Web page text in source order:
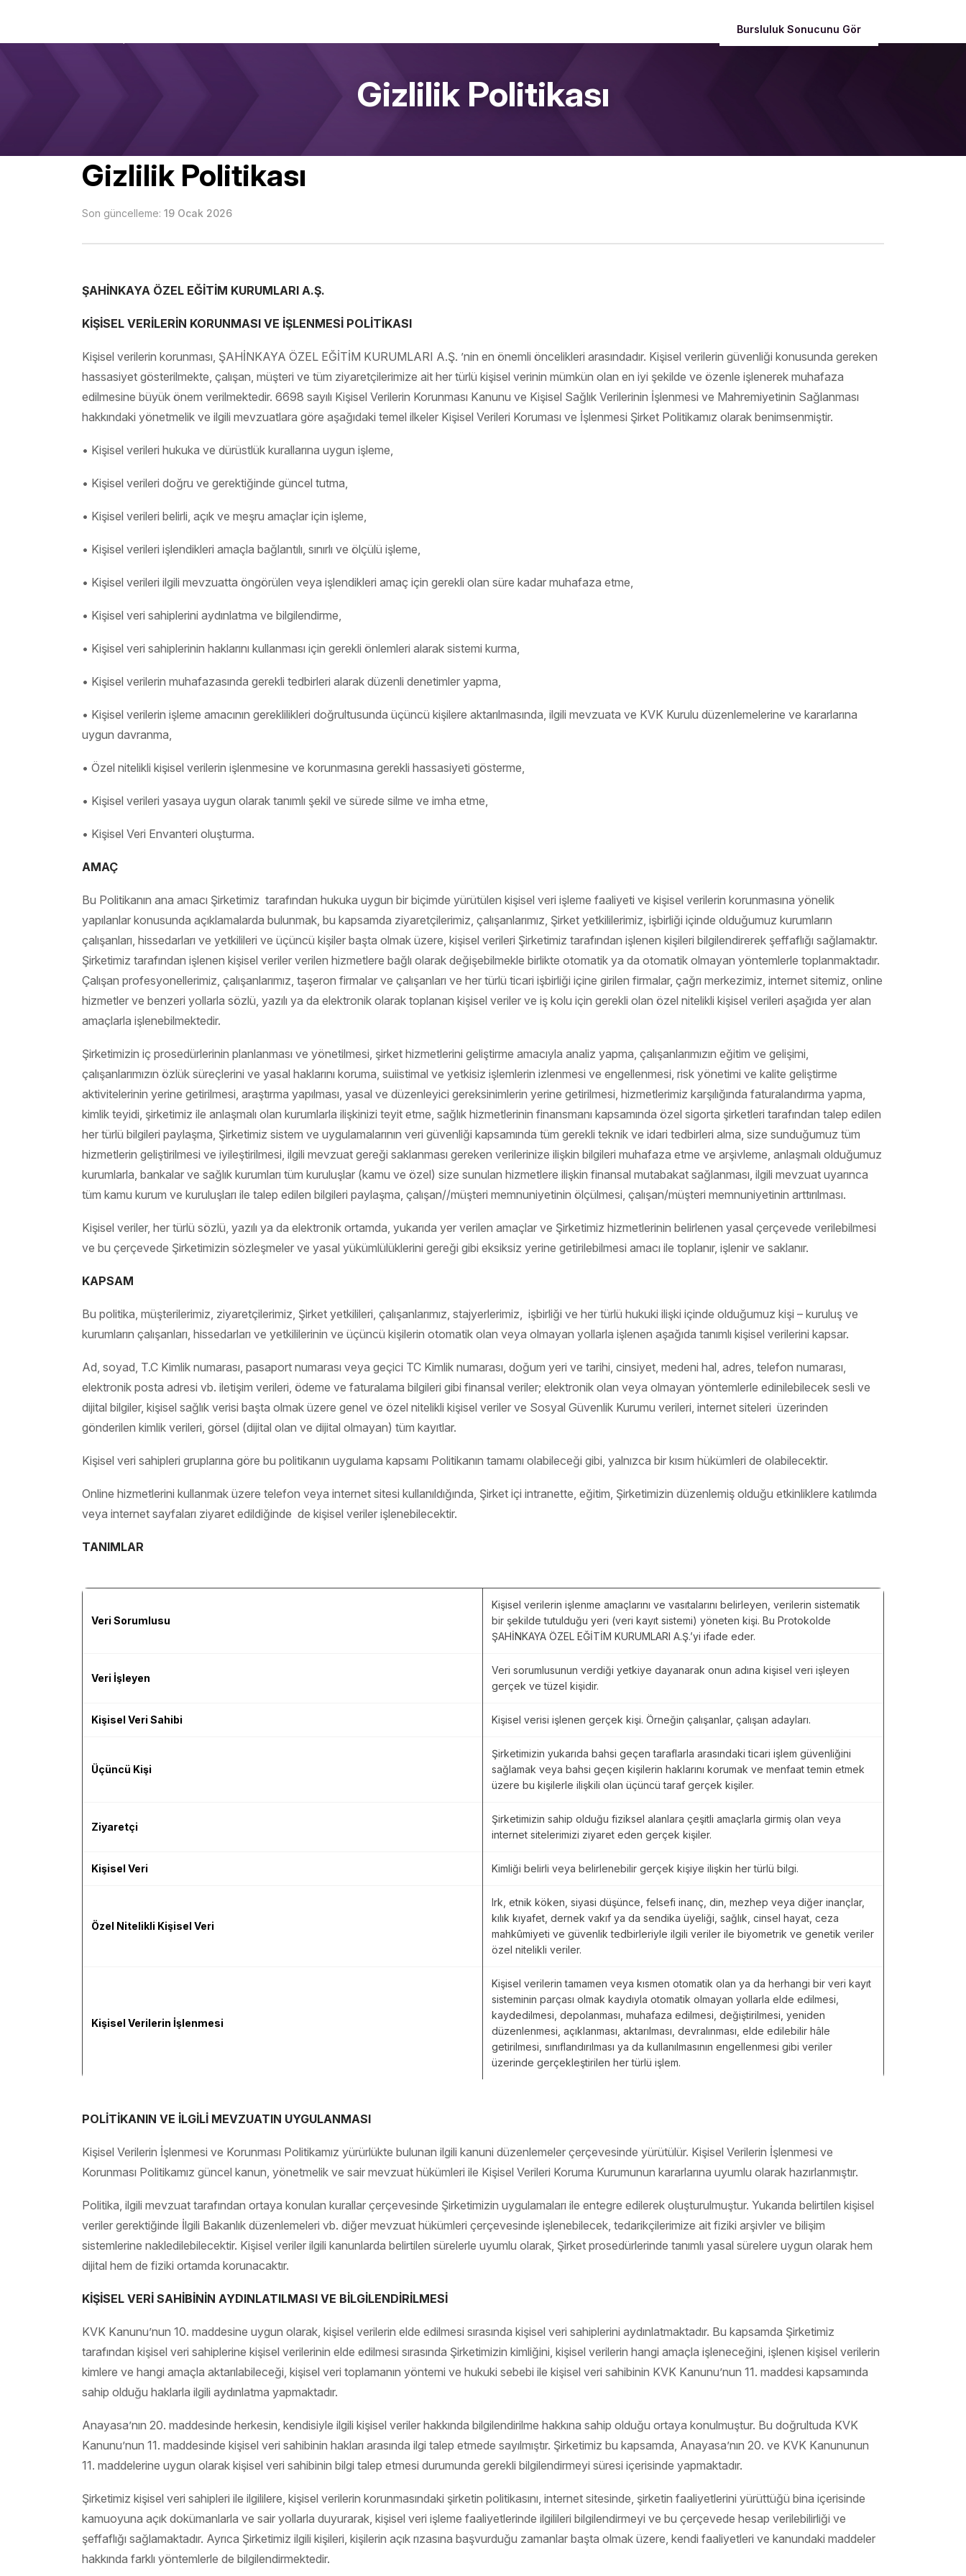
Bursluluk Sonucunu Gör
Gizlilik Politikası
Gizlilik Politikası
Son güncelleme: 19 Ocak 2026
ŞAHİNKAYA ÖZEL EĞİTİM KURUMLARI A.Ş.
KİŞİSEL VERİLERİN KORUNMASI VE İŞLENMESİ POLİTİKASI
Kişisel verilerin korunması, ŞAHİNKAYA ÖZEL EĞİTİM KURUMLARI A.Ş. ’nin en önemli öncelikleri arasındadır. Kişisel verilerin güvenliği konusunda gereken
hassasiyet gösterilmekte, çalışan, müşteri ve tüm ziyaretçilerimize ait her türlü kişisel verinin mümkün olan en iyi şekilde ve özenle işlenerek muhafaza
edilmesine büyük önem verilmektedir. 6698 sayılı Kişisel Verilerin Korunması Kanunu ve Kişisel Sağlık Verilerinin İşlenmesi ve Mahremiyetinin Sağlanması
hakkındaki yönetmelik ve ilgili mevzuatlara göre aşağıdaki temel ilkeler Kişisel Verileri Koruması ve İşlenmesi Şirket Politikamız olarak benimsenmiştir.
• Kişisel verileri hukuka ve dürüstlük kurallarına uygun işleme,
• Kişisel verileri doğru ve gerektiğinde güncel tutma,
• Kişisel verileri belirli, açık ve meşru amaçlar için işleme,
• Kişisel verileri işlendikleri amaçla bağlantılı, sınırlı ve ölçülü işleme,
• Kişisel verileri ilgili mevzuatta öngörülen veya işlendikleri amaç için gerekli olan süre kadar muhafaza etme,
• Kişisel veri sahiplerini aydınlatma ve bilgilendirme,
• Kişisel veri sahiplerinin haklarını kullanması için gerekli önlemleri alarak sistemi kurma,
• Kişisel verilerin muhafazasında gerekli tedbirleri alarak düzenli denetimler yapma,
• Kişisel verilerin işleme amacının gereklilikleri doğrultusunda üçüncü kişilere aktarılmasında, ilgili mevzuata ve KVK Kurulu düzenlemelerine ve kararlarına
uygun davranma,
• Özel nitelikli kişisel verilerin işlenmesine ve korunmasına gerekli hassasiyeti gösterme,
• Kişisel verileri yasaya uygun olarak tanımlı şekil ve sürede silme ve imha etme,
• Kişisel Veri Envanteri oluşturma.
AMAÇ
Bu Politikanın ana amacı Şirketimiz tarafından hukuka uygun bir biçimde yürütülen kişisel veri işleme faaliyeti ve kişisel verilerin korunmasına yönelik
yapılanlar konusunda açıklamalarda bulunmak, bu kapsamda ziyaretçilerimiz, çalışanlarımız, Şirket yetkililerimiz, işbirliği içinde olduğumuz kurumların
çalışanları, hissedarları ve yetkilileri ve üçüncü kişiler başta olmak üzere, kişisel verileri Şirketimiz tarafından işlenen kişileri bilgilendirerek şeffaflığı sağlamaktır.
Şirketimiz tarafından işlenen kişisel veriler verilen hizmetlere bağlı olarak değişebilmekle birlikte otomatik ya da otomatik olmayan yöntemlerle toplanmaktadır.
Çalışan profesyonellerimiz, çalışanlarımız, taşeron firmalar ve çalışanları ve her türlü ticari işbirliği içine girilen firmalar, çağrı merkezimiz, internet sitemiz, online
hizmetler ve benzeri yollarla sözlü, yazılı ya da elektronik olarak toplanan kişisel veriler ve iş kolu için gerekli olan özel nitelikli kişisel verileri aşağıda yer alan
amaçlarla işlenebilmektedir.
Şirketimizin iç prosedürlerinin planlanması ve yönetilmesi, şirket hizmetlerini geliştirme amacıyla analiz yapma, çalışanlarımızın eğitim ve gelişimi,
çalışanlarımızın özlük süreçlerini ve yasal haklarını koruma, suiistimal ve yetkisiz işlemlerin izlenmesi ve engellenmesi, risk yönetimi ve kalite geliştirme
aktivitelerinin yerine getirilmesi, araştırma yapılması, yasal ve düzenleyici gereksinimlerin yerine getirilmesi, hizmetlerimiz karşılığında faturalandırma yapma,
kimlik teyidi, şirketimiz ile anlaşmalı olan kurumlarla ilişkinizi teyit etme, sağlık hizmetlerinin finansmanı kapsamında özel sigorta şirketleri tarafından talep edilen
her türlü bilgileri paylaşma, Şirketimiz sistem ve uygulamalarının veri güvenliği kapsamında tüm gerekli teknik ve idari tedbirleri alma, size sunduğumuz tüm
hizmetlerin geliştirilmesi ve iyileştirilmesi, ilgili mevzuat gereği saklanması gereken verilerinize ilişkin bilgileri muhafaza etme ve arşivleme, anlaşmalı olduğumuz
kurumlarla, bankalar ve sağlık kurumları tüm kuruluşlar (kamu ve özel) size sunulan hizmetlere ilişkin finansal mutabakat sağlanması, ilgili mevzuat uyarınca
tüm kamu kurum ve kuruluşları ile talep edilen bilgileri paylaşma, çalışan//müşteri memnuniyetinin ölçülmesi, çalışan/müşteri memnuniyetinin arttırılması.
Kişisel veriler, her türlü sözlü, yazılı ya da elektronik ortamda, yukarıda yer verilen amaçlar ve Şirketimiz hizmetlerinin belirlenen yasal çerçevede verilebilmesi
ve bu çerçevede Şirketimizin sözleşmeler ve yasal yükümlülüklerini gereği gibi eksiksiz yerine getirilebilmesi amacı ile toplanır, işlenir ve saklanır.
KAPSAM
Bu politika, müşterilerimiz, ziyaretçilerimiz, Şirket yetkilileri, çalışanlarımız, stajyerlerimiz, işbirliği ve her türlü hukuki ilişki içinde olduğumuz kişi – kuruluş ve
kurumların çalışanları, hissedarları ve yetkililerinin ve üçüncü kişilerin otomatik olan veya olmayan yollarla işlenen aşağıda tanımlı kişisel verilerini kapsar.
Ad, soyad, T.C Kimlik numarası, pasaport numarası veya geçici TC Kimlik numarası, doğum yeri ve tarihi, cinsiyet, medeni hal, adres, telefon numarası,
elektronik posta adresi vb. iletişim verileri, ödeme ve faturalama bilgileri gibi finansal veriler; elektronik olan veya olmayan yöntemlerle edinilebilecek sesli ve
dijital bilgiler, kişisel sağlık verisi başta olmak üzere genel ve özel nitelikli kişisel veriler ve Sosyal Güvenlik Kurumu verileri, internet siteleri üzerinden
gönderilen kimlik verileri, görsel (dijital olan ve dijital olmayan) tüm kayıtlar.
Kişisel veri sahipleri gruplarına göre bu politikanın uygulama kapsamı Politikanın tamamı olabileceği gibi, yalnızca bir kısım hükümleri de olabilecektir.
Online hizmetlerini kullanmak üzere telefon veya internet sitesi kullanıldığında, Şirket içi intranette, eğitim, Şirketimizin düzenlemiş olduğu etkinliklere katılımda
veya internet sayfaları ziyaret edildiğinde de kişisel veriler işlenebilecektir.
TANIMLAR
Veri Sorumlusu
Kişisel verilerin işlenme amaçlarını ve vasıtalarını belirleyen, verilerin sistematik
bir şekilde tutulduğu yeri (veri kayıt sistemi) yöneten kişi. Bu Protokolde
ŞAHİNKAYA ÖZEL EĞİTİM KURUMLARI A.Ş.’yi ifade eder.
Veri İşleyen
Veri sorumlusunun verdiği yetkiye dayanarak onun adına kişisel veri işleyen
gerçek ve tüzel kişidir.
Kişisel Veri Sahibi Kişisel verisi işlenen gerçek kişi. Örneğin çalışanlar, çalışan adayları.
Üçüncü Kişi
Şirketimizin yukarıda bahsi geçen taraflarla arasındaki ticari işlem güvenliğini
sağlamak veya bahsi geçen kişilerin haklarını korumak ve menfaat temin etmek
üzere bu kişilerle ilişkili olan üçüncü taraf gerçek kişiler.
Ziyaretçi
Şirketimizin sahip olduğu fiziksel alanlara çeşitli amaçlarla girmiş olan veya
internet sitelerimizi ziyaret eden gerçek kişiler.
Kişisel Veri Kimliği belirli veya belirlenebilir gerçek kişiye ilişkin her türlü bilgi.
Özel Nitelikli Kişisel Veri
Irk, etnik köken, siyasi düşünce, felsefi inanç, din, mezhep veya diğer inançlar,
kılık kıyafet, dernek vakıf ya da sendika üyeliği, sağlık, cinsel hayat, ceza
mahkûmiyeti ve güvenlik tedbirleriyle ilgili veriler ile biyometrik ve genetik veriler
özel nitelikli veriler.
Kişisel Verilerin İşlenmesi
Kişisel verilerin tamamen veya kısmen otomatik olan ya da herhangi bir veri kayıt
sisteminin parçası olmak kaydıyla otomatik olmayan yollarla elde edilmesi,
kaydedilmesi, depolanması, muhafaza edilmesi, değiştirilmesi, yeniden
düzenlenmesi, açıklanması, aktarılması, devralınması, elde edilebilir hâle
getirilmesi, sınıflandırılması ya da kullanılmasının engellenmesi gibi veriler
üzerinde gerçekleştirilen her türlü işlem.
POLİTİKANIN VE İLGİLİ MEVZUATIN UYGULANMASI
Kişisel Verilerin İşlenmesi ve Korunması Politikamız yürürlükte bulunan ilgili kanuni düzenlemeler çerçevesinde yürütülür. Kişisel Verilerin İşlenmesi ve
Korunması Politikamız güncel kanun, yönetmelik ve sair mevzuat hükümleri ile Kişisel Verileri Koruma Kurumunun kararlarına uyumlu olarak hazırlanmıştır.
Politika, ilgili mevzuat tarafından ortaya konulan kurallar çerçevesinde Şirketimizin uygulamaları ile entegre edilerek oluşturulmuştur. Yukarıda belirtilen kişisel
veriler gerektiğinde İlgili Bakanlık düzenlemeleri vb. diğer mevzuat hükümleri çerçevesinde işlenebilecek, tedarikçilerimize ait fiziki arşivler ve bilişim
sistemlerine nakledilebilecektir. Kişisel veriler ilgili kanunlarda belirtilen sürelerle uyumlu olarak, Şirket prosedürlerinde tanımlı yasal sürelere uygun olarak hem
dijital hem de fiziki ortamda korunacaktır.
KİŞİSEL VERİ SAHİBİNİN AYDINLATILMASI VE BİLGİLENDİRİLMESİ
KVK Kanunu’nun 10. maddesine uygun olarak, kişisel verilerin elde edilmesi sırasında kişisel veri sahiplerini aydınlatmaktadır. Bu kapsamda Şirketimiz
tarafından kişisel veri sahiplerine kişisel verilerinin elde edilmesi sırasında Şirketimizin kimliğini, kişisel verilerin hangi amaçla işleneceğini, işlenen kişisel verilerin
kimlere ve hangi amaçla aktarılabileceği, kişisel veri toplamanın yöntemi ve hukuki sebebi ile kişisel veri sahibinin KVK Kanunu’nun 11. maddesi kapsamında
sahip olduğu haklarla ilgili aydınlatma yapmaktadır.
Anayasa’nın 20. maddesinde herkesin, kendisiyle ilgili kişisel veriler hakkında bilgilendirilme hakkına sahip olduğu ortaya konulmuştur. Bu doğrultuda KVK
Kanunu’nun 11. maddesinde kişisel veri sahibinin hakları arasında ilgi talep etmede sayılmıştır. Şirketimiz bu kapsamda, Anayasa’nın 20. ve KVK Kanununun
11. maddelerine uygun olarak kişisel veri sahibinin bilgi talep etmesi durumunda gerekli bilgilendirmeyi süresi içerisinde yapmaktadır.
Şirketimiz kişisel veri sahipleri ile ilgililere, kişisel verilerin korunmasındaki şirketin politikasını, internet sitesinde, şirketin faaliyetlerini yürüttüğü bina içerisinde
kamuoyuna açık dokümanlarla ve sair yollarla duyurarak, kişisel veri işleme faaliyetlerinde ilgilileri bilgilendirmeyi ve bu çerçevede hesap verilebilirliği ve
şeffaflığı sağlamaktadır. Ayrıca Şirketimiz ilgili kişileri, kişilerin açık rızasına başvurduğu zamanlar başta olmak üzere, kendi faaliyetleri ve kanundaki maddeler
hakkında farklı yöntemlerle de bilgilendirmektedir.